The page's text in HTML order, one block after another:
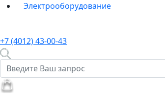
Электрооборудование
+7 (4012) 43-00-43